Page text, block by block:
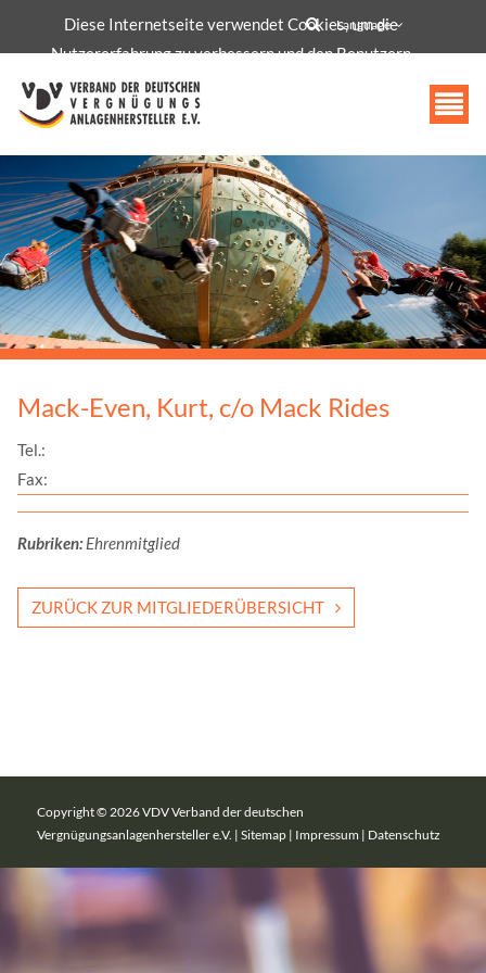
Language
info@vdv-freizeittechnologie.de
Mack-Even, Kurt, c/o Mack Rides
Tel.:
Fax:
Rubriken: Ehrenmitglied
ZURÜCK ZUR MITGLIEDERÜBERSICHT
Copyright © 2026 VDV Verband der deutschen
Vergnügungsanlagenhersteller e.V. | Sitemap| Impressum | Datenschutz
Diese Internetseite verwendet Cookies, um die
Nutzererfahrung zu verbessern und den Benutzern
bestimmte Dienste und Funktionen bereitzustellen.
Akzeptieren